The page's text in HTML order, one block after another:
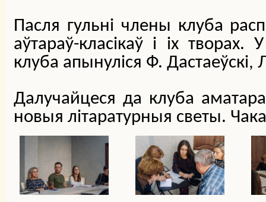
Пасля гульні члены клуба
аўтараў-класікаў і іх
клуба апынуліся Ф.
Далучайцеся да клуба
новыя літаратурныя светы.